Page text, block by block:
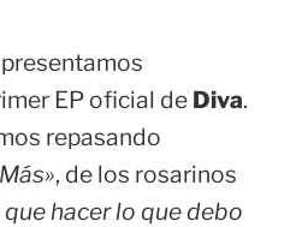
EP oficial de Diva.
repasando
, de los rosarinos
que hacer lo que debo